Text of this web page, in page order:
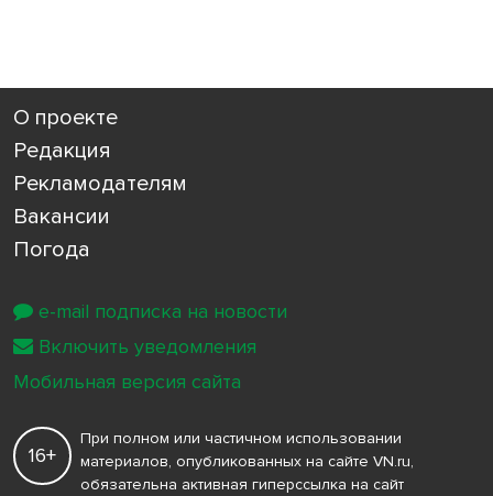
О проекте
Редакция
Рекламодателям
Вакансии
Погода
16+
При полном или частичном использовании
материалов, опубликованных на сайте VN.ru,
обязательна активная гиперссылка на сайт
e-mail подписка на новости
Включить уведомления
Мобильная версия сайта